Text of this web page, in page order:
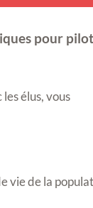
pour
élus, vous
vie de la